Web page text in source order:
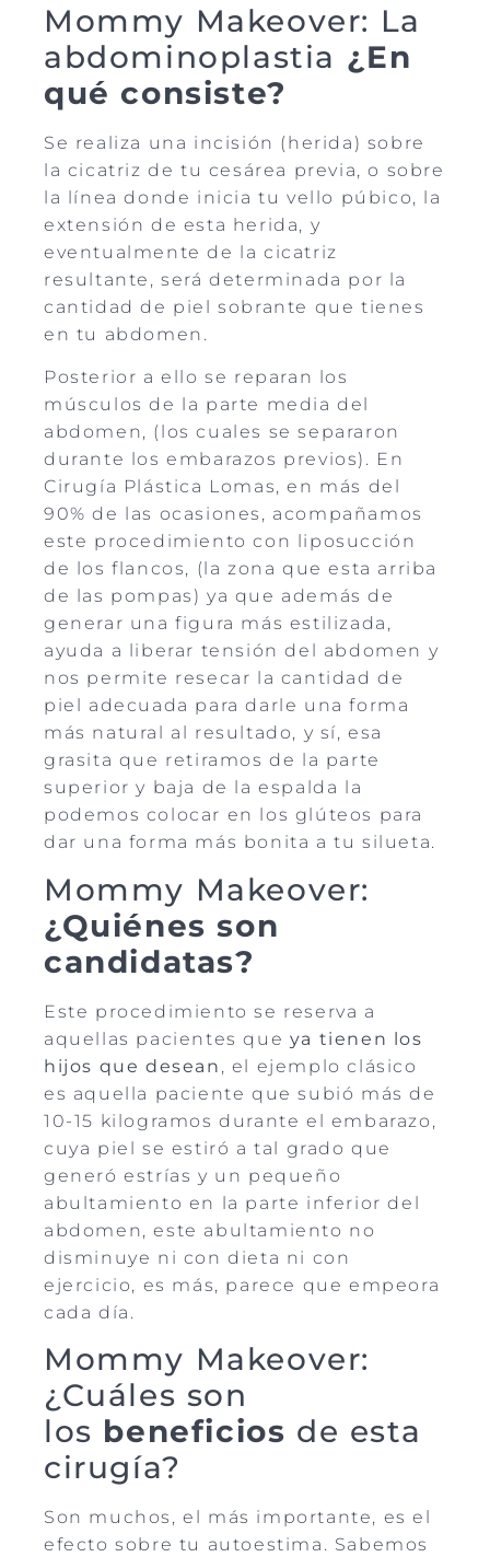
Mommy Makeover: La
abdominoplastia ¿En
qué consiste?
Se realiza una incisión (herida) sobre
la cicatriz de tu cesárea previa, o sobre
la línea donde inicia tu vello púbico, la
extensión de esta herida, y
eventualmente de la cicatriz
resultante, será determinada por la
cantidad de piel sobrante que tienes
en tu abdomen.
Posterior a ello se reparan los
músculos de la parte media del
abdomen, (los cuales se separaron
durante los embarazos previos). En
Cirugía Plástica Lomas, en más del
90% de las ocasiones, acompañamos
este procedimiento con liposucción
de los flancos, (la zona que esta arriba
de las pompas) ya que además de
generar una figura más estilizada,
ayuda a liberar tensión del abdomen y
nos permite resecar la cantidad de
piel adecuada para darle una forma
más natural al resultado, y sí, esa
grasita que retiramos de la parte
superior y baja de la espalda la
podemos colocar en los glúteos para
dar una forma más bonita a tu silueta.
Mommy Makeover:
¿Quiénes son
candidatas?
Este procedimiento se reserva a
aquellas pacientes que ya tienen los
hijos que desean , el ejemplo clásico
es aquella paciente que subió más de
10-15 kilogramos durante el embarazo,
cuya piel se estiró a tal grado que
generó estrías y un pequeño
abultamiento en la parte inferior del
abdomen, este abultamiento no
disminuye ni con dieta ni con
ejercicio, es más, parece que empeora
cada día.
Mommy Makeover:
¿Cuáles son
los beneficios de esta
cirugía?
Son muchos, el más importante, es el
efecto sobre tu autoestima. Sabemos